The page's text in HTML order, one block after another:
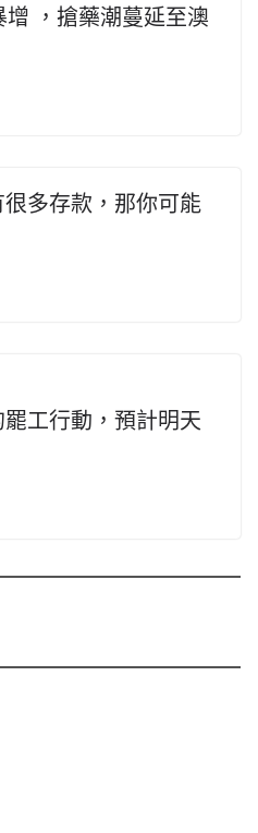
，搶藥潮蔓延至澳
多存款，那你可能
工行動，預計明天